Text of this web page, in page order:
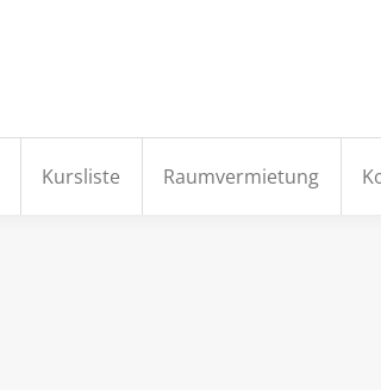
Kursliste Raumvermietung